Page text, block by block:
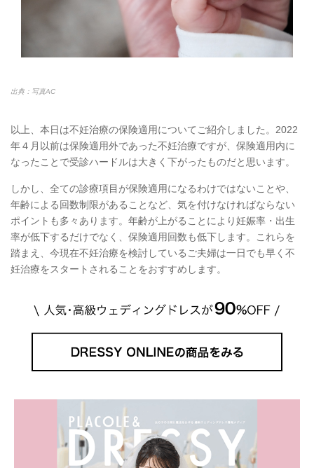
出典：写真AC
以上、本日は不妊治療の保険適用についてご紹介しました。2022
年４月以前は保険適用外であった不妊治療ですが、保険適用内に
なったことで受診ハードルは大きく下がったものだと思います。
しかし、全ての診療項目が保険適用になるわけではないことや、
年齢による回数制限があることなど、気を付けなければならない
ポイントも多々あります。年齢が上がることにより妊娠率・出生
率が低下するだけでなく、保険適用回数も低下します。これらを
踏まえ、今現在不妊治療を検討しているご夫婦は一日でも早く不
妊治療をスタートされることをおすすめします。